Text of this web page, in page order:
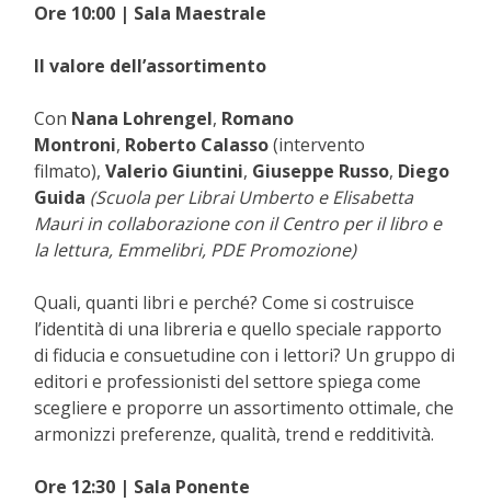
Ore 10:00 | Sala Maestrale
Il valore dell’assortimento
Con Nana Lohrengel, Romano
Montroni, Roberto Calasso(intervento
filmato), Valerio Giuntini, Giuseppe Russo, Diego
Guida (Scuola per Librai Umberto e Elisabetta
Mauri in collaborazione con il Centro per il libro e
la lettura, Emmelibri, PDE Promozione)
Quali, quanti libri e perché? Come si costruisce
l’identità di una libreria e quello speciale rapporto
di fiducia e consuetudine con i lettori? Un gruppo di
editori e professionisti del settore spiega come
scegliere e proporre un assortimento ottimale, che
armonizzi preferenze, qualità, trend e redditività.
Ore 12:30 | Sala Ponente